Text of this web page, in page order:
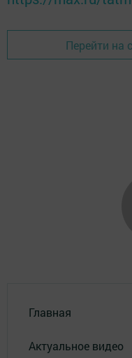
Перейти на
Главная
Актуальное видео